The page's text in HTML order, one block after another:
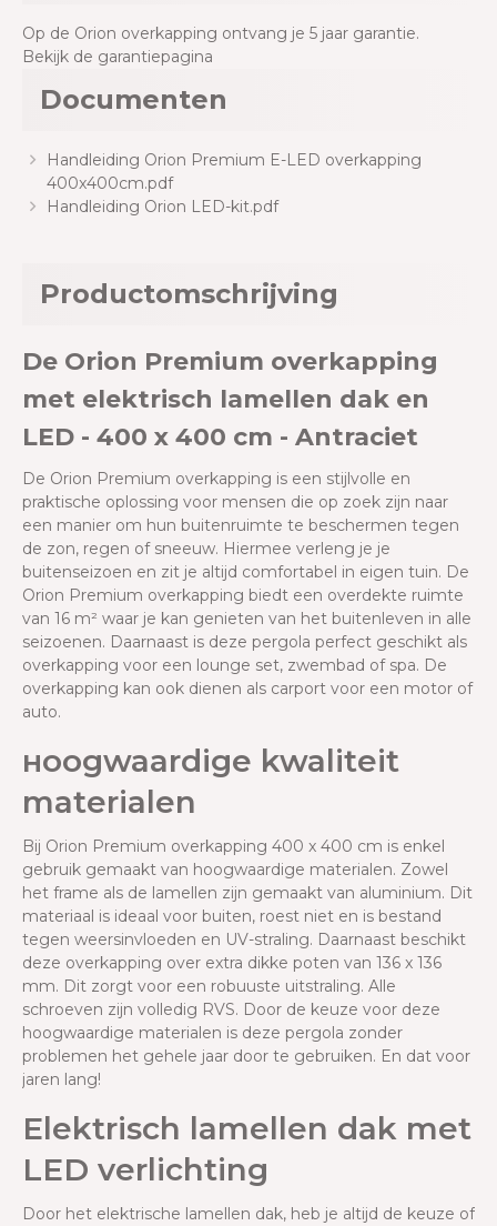
Op de Orion overkapping ontvang je 5 jaar garantie.
Bekijk de garantiepagina
Documenten
Handleiding Orion Premium E-LED overkapping
400x400cm.pdf
Handleiding Orion LED-kit.pdf
Productomschrijving
De Orion Premium overkapping
met elektrisch lamellen dak en
LED - 400 x 400 cm - Antraciet
De Orion Premium overkapping is een stijlvolle en
praktische oplossing voor mensen die op zoek zijn naar
een manier om hun buitenruimte te beschermen tegen
de zon, regen of sneeuw. Hiermee verleng je je
buitenseizoen en zit je altijd comfortabel in eigen tuin. De
Orion Premium overkapping biedt een overdekte ruimte
van 16 m² waar je kan genieten van het buitenleven in alle
seizoenen. Daarnaast is deze pergola perfect geschikt als
overkapping voor een lounge set, zwembad of spa. De
overkapping kan ook dienen als carport voor een motor of
auto.
Hoogwaardige kwaliteit
materialen
Bij Orion Premium overkapping 400 x 400 cm is enkel
gebruik gemaakt van hoogwaardige materialen. Zowel
het frame als de lamellen zijn gemaakt van aluminium. Dit
materiaal is ideaal voor buiten, roest niet en is bestand
tegen weersinvloeden en UV-straling. Daarnaast beschikt
deze overkapping over extra dikke poten van 136 x 136
mm. Dit zorgt voor een robuuste uitstraling. Alle
schroeven zijn volledig RVS. Door de keuze voor deze
hoogwaardige materialen is deze pergola zonder
problemen het gehele jaar door te gebruiken. En dat voor
jaren lang!
Elektrisch lamellen dak met
LED verlichting
Door het elektrische lamellen dak, heb je altijd de keuze of